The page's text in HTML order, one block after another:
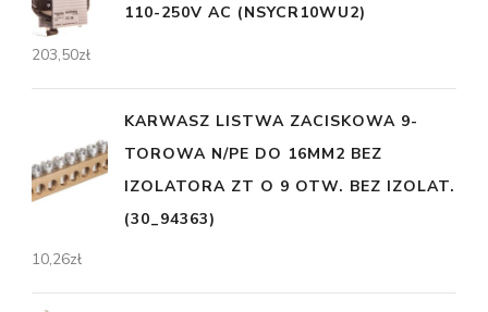
110-250V AC (NSYCR10WU2)
203,50zł
KARWASZ LISTWA ZACISKOWA 9-
TOROWA N/PE DO 16MM2 BEZ
IZOLATORA ZT O 9 OTW. BEZ IZOLAT.
(30_94363)
10,26zł